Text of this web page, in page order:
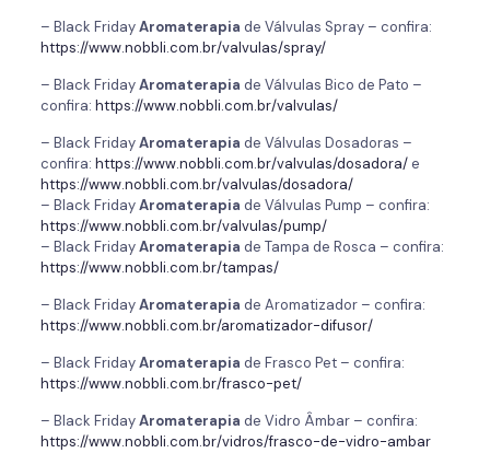
– Black FridayAromaterapia de Válvulas Spray – confira:
https://www.nobbli.com.br/valvulas/spray/
– Black FridayAromaterapia de Válvulas Bico de Pato –
confira: https://www.nobbli.com.br/valvulas/
– Black FridayAromaterapia de Válvulas Dosadoras –
confira: https://www.nobbli.com.br/valvulas/dosadora/e
https://www.nobbli.com.br/valvulas/dosadora/
– Black FridayAromaterapia de Válvulas Pump – confira:
https://www.nobbli.com.br/valvulas/pump/
– Black FridayAromaterapia de Tampa de Rosca – confira:
https://www.nobbli.com.br/tampas/
– Black FridayAromaterapia de Aromatizador – confira:
https://www.nobbli.com.br/aromatizador-difusor/
– Black FridayAromaterapia de Frasco Pet – confira:
https://www.nobbli.com.br/frasco-pet/
– Black FridayAromaterapia de Vidro Âmbar – confira:
https://www.nobbli.com.br/vidros/frasco-de-vidro-ambar